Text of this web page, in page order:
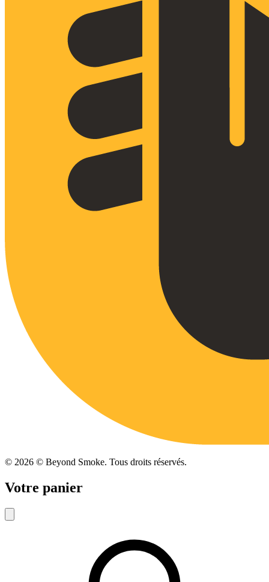
© 2026 © Beyond Smoke. Tous droits réservés.
Votre panier